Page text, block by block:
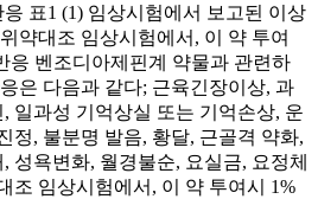
표1 (1) 임상시험에서 보고된 이상
약대조 임상시험에서, 이 약 투여
응 벤조디아제핀계 약물과 관련하
은 다음과 같다; 근육긴장이상, 과
일과성 기억상실 또는 기억손상, 운
정, 불분명 발음, 황달, 근골격 약화,
성욕변화, 월경불순, 요실금, 요정체
임상시험에서, 이 약 투여시 1%